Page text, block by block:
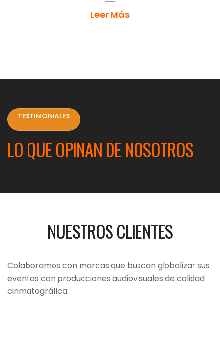
Leer Más
TESTIMONIALES
LO QUE OPINAN DE NOSOTROS
NUESTROS CLIENTES
Colaboramos con marcas que buscan globalizar sus
eventos con producciones audiovisuales de calidad
cinmatográfica.